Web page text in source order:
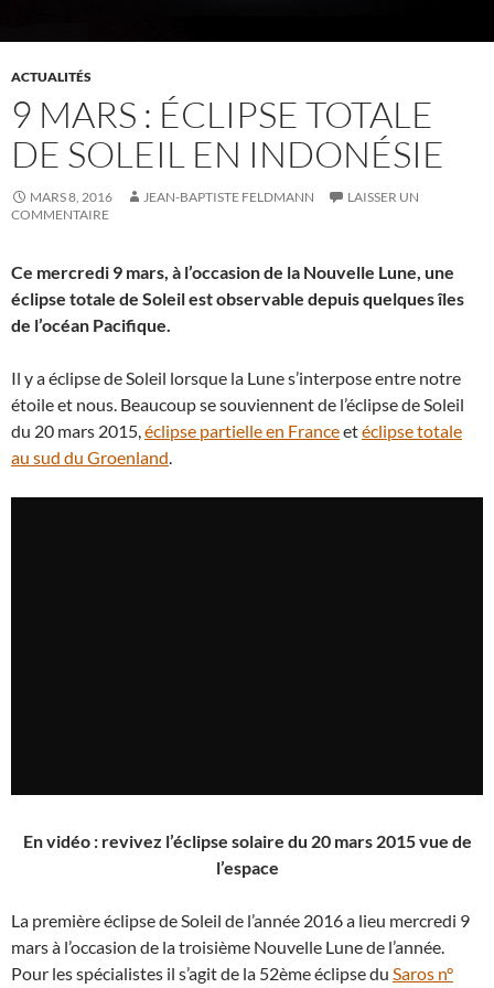
ACTUALITÉS
9 MARS : ÉCLIPSE TOTALE
DE SOLEIL EN INDONÉSIE
MARS 8, 2016 JEAN-BAPTISTE FELDMANN
LAISSER UN
COMMENTAIRE
Ce mercredi 9 mars, à l’occasion de la Nouvelle Lune, une
éclipse totale de Soleil est observable depuis quelques îles
de l’océan Pacifique.
Il y a éclipse de Soleil lorsque la Lune s’interpose entre notre
étoile et nous. Beaucoup se souviennent de l’éclipse de Soleil
du 20 mars 2015,éclipse partielle en Franceetéclipse totale
au sud du Groenland.
En vidéo : revivez l’éclipse solaire du 20 mars 2015 vue de
l’espace
La première éclipse de Soleil de l’année 2016 a lieu mercredi 9
mars à l’occasion de la troisième Nouvelle Lune de l’année.
Pour les spécialistes il s’agit de la 52ème éclipse du Saros n°